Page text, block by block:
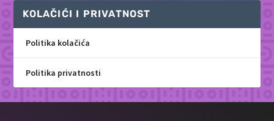
KOLAČIĆI I PRIVATNOST
Politika kolačića
Politika privatnosti